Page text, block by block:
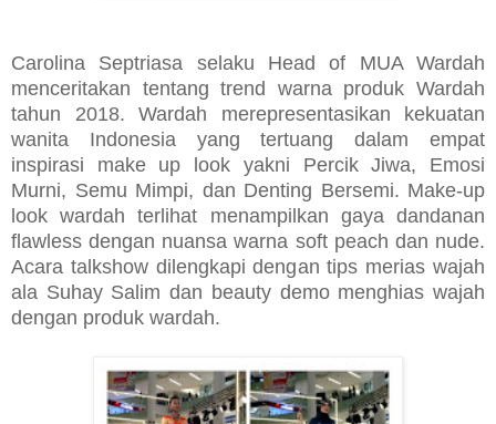
Carolina Septriasa selaku Head of MUA Wardah
menceritakan tentang trend warna produk Wardah
tahun 2018. Wardah merepresentasikan kekuatan
wanita Indonesia yang tertuang dalam empat
inspirasi make up look yakni Percik Jiwa, Emosi
Murni, Semu Mimpi, dan Denting Bersemi. Make-up
look wardah terlihat menampilkan gaya dandanan
flawless dengan nuansa warna soft peach dan nude.
Acara talkshow dilengkapi dengan tips merias wajah
ala Suhay Salim dan beauty demo menghias wajah
dengan produk wardah.